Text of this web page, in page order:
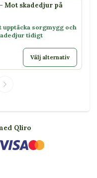
Mot skadedjur på
sorgmygg och
tidigt
Välj alternativ
Qliro